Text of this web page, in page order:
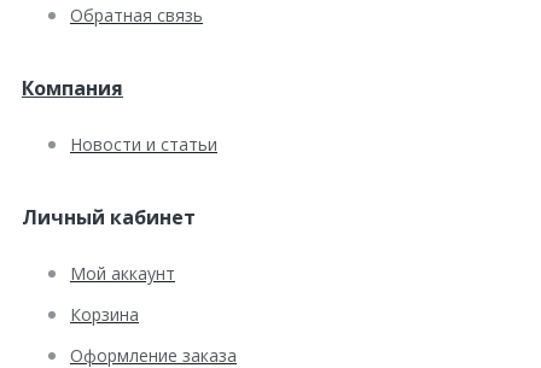
Обратная связь
Компания
Новости и статьи
Личный кабинет
Мой аккаунт
Корзина
Оформление заказа